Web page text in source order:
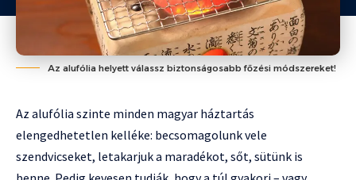
Az alufólia helyett válassz biztonságosabb főzési módszereket!
Az alufólia szinte minden magyar háztartás
elengedhetetlen kelléke: becsomagolunk vele
szendvicseket, letakarjuk a maradékot, sőt, sütünk is